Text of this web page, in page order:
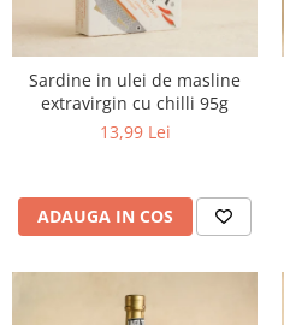
Sardine in ulei de masline
extravirgin cu chilli 95g
13,99 Lei
ADAUGA IN COS